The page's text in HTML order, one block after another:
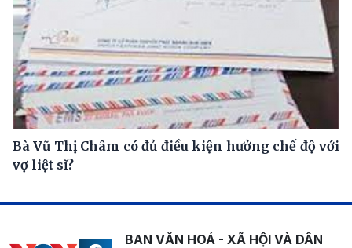
Bà Vũ Thị Châm có đủ điều kiện hưởng chế độ với
vợ liệt sĩ?
BAN VĂN HOÁ - XÃ HỘI VÀ DÂN